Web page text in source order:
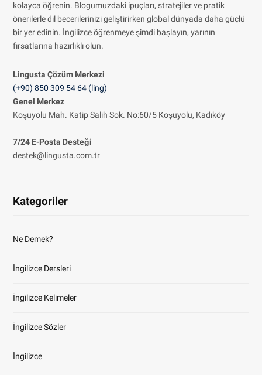
kolayca öğrenin. Blogumuzdaki ipuçları, stratejiler ve pratik
önerilerle dil becerilerinizi geliştirirken global dünyada daha güçlü
bir yer edinin. İngilizce öğrenmeye şimdi başlayın, yarının
fırsatlarına hazırlıklı olun.
Lingusta Çözüm Merkezi
(+90) 850 309 54 64 (ling)
Genel Merkez
Koşuyolu Mah. Katip Salih Sok. No:60/5 Koşuyolu, Kadıköy
7/24 E-Posta Desteği
destek@lingusta.com.tr
Kategoriler
Ne Demek?
İngilizce Dersleri
İngilizce Kelimeler
İngilizce Sözler
İngilizce